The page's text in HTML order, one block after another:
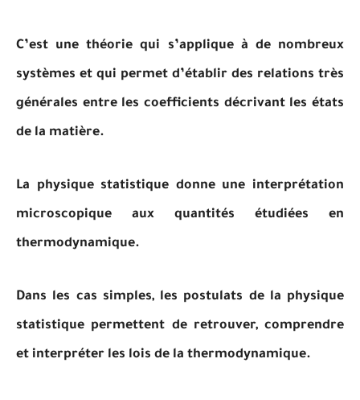
C’est une théorie qui s’applique à de nombreux
systèmes et qui permet d’établir des relations très
générales entre les coefficients décrivant les états
de la matière.
La physique statistique donne une interprétation
microscopique aux quantités étudiées en
thermodynamique.
Dans les cas simples, les postulats de la physique
statistique permettent de retrouver, comprendre
et interpréter les lois de la thermodynamique.